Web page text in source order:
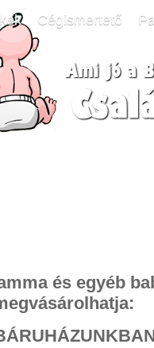
Cégismertető
és egyéb
: